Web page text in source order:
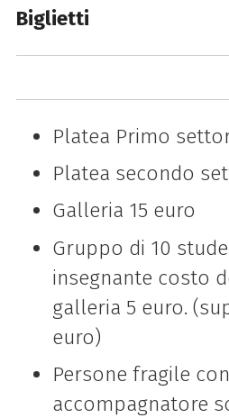
Biglietti
Platea Primo
Platea secondo
Galleria 15 euro
Gruppo di 10
insegnante costo
galleria 5 euro.
euro)
Persone fragile con
accompagnatore